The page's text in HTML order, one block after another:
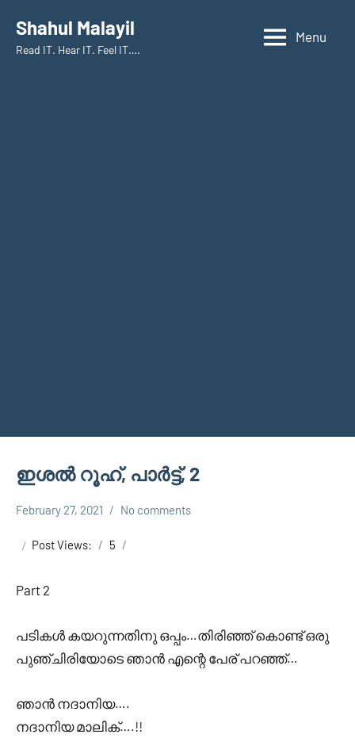
content
Shahul Malayil
Read IT. Hear IT. Feel IT….
Menu
ഇശൽ റൂഹ്‌, പാർട്ട്,‌ 2
Uncategorized
February 27, 2021
Cm
No comments
Post Views: 5
Part 2
പടികൾ കയറുന്നതിനു ഒപ്പം…തിരിഞ്ഞ് കൊണ്ട് ഒരു
പുഞ്ചിരിയോടെ ഞാൻ എന്റെ പേര് പറഞ്ഞ്…
ഞാൻ നദാനിയ….
നദാനിയ മാലിക്….!!